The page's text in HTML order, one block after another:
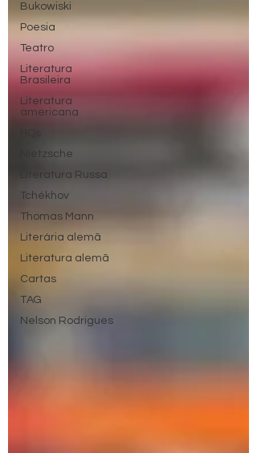
Bukowiski
Poesia
Teatro
Literatura
Brasileira
Literatura
americana
Nietzsche
Literatura Russa
Tchékhov
Thomas Mann
Literária alemã
Literatura alemã
Cartas
TAG
Nelson Rodrigues